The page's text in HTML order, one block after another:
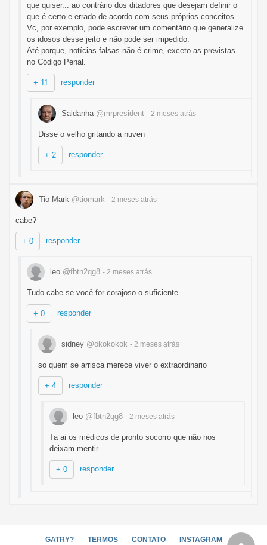
que quiser... ao contrário dos ditadores que desejam definir o
que é certo e errado de acordo com seus próprios conceitos.
Vc, por exemplo, pode escrever um comentário que generalize
os idosos desse jeito e não pode ser impedido.
Até porque, notícias falsas não é crime, exceto as previstas
no Código Penal.
+ 11 responder
Saldanha @mrpresident - 2 meses atrás
Disse o velho gritando a nuven
+ 2 responder
Tio Mark @tiomark - 2 meses atrás
cabe?
+ 0 responder
leo @fbtn2qg8 - 2 meses atrás
Tudo cabe se você for corajoso o suficiente..
+ 0 responder
sidney @okokokok - 2 meses atrás
so quem se arrisca merece viver o extraordinario
+ 4 responder
leo @fbtn2qg8 - 2 meses atrás
Ta ai os médicos de pronto socorro que não nos
deixam mentir
+ 0 responder
GATRY? TERMOS CONTATO INSTAGRAM